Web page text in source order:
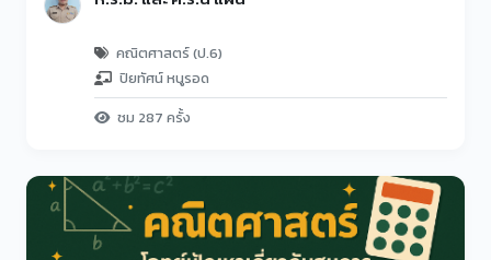
คณิตศาสตร์ (ป.6)
ปิยทัศน์ หนูรอด
ชม 287 ครั้ง